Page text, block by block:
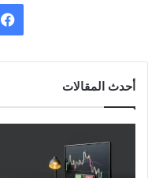
أحدث المقالات